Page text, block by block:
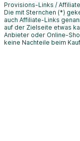
Provisions-Links /
Die mit Sternchen (*)
auch Affiliate-Links
auf der Zielseite etwas
Anbieter oder Online-
keine Nachteile beim